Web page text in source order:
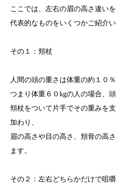
ここでは、左右の眉の高さ違い
代表的なものをいくつかご紹介
その１：頬杖
人間の頭の重さは体重の約１０
つまり体重６０kgの人の場合、頭
頬杖をついて片手でその重みを
加わり、
眉の高さや目の高さ、頬骨の高
ます。
その２：左右どちらかだけで咀嚼